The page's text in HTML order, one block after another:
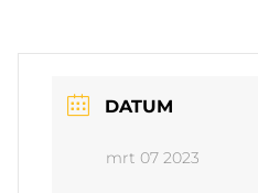
DATUM
mrt 07 2023